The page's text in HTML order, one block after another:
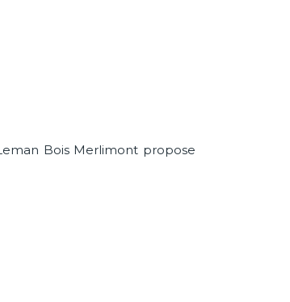
Bois Merlimont propose